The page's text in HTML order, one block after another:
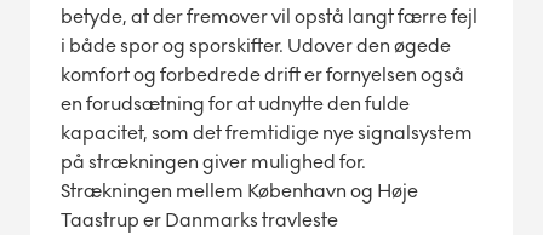
betyde, at der fremover vil opstå langt færre fejl
i både spor og sporskifter. Udover den øgede
komfort og forbedrede drift er fornyelsen også
en forudsætning for at udnytte den fulde
kapacitet, som det fremtidige nye signalsystem
på strækningen giver mulighed for.
Strækningen mellem København og Høje
Taastrup er Danmarks travleste